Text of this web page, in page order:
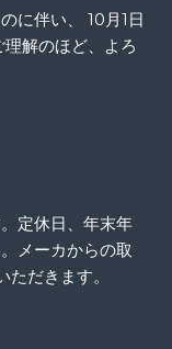
に伴い、 10月1日
解のほど、よろ
定休日、年末年
メーカからの取
だきます。